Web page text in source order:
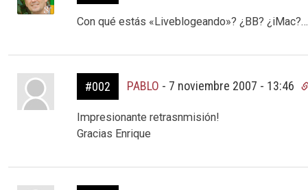
Con qué estás «Liveblogeando»? ¿BB? ¿iMac?…
#002 PABLO - 7 noviembre 2007 - 13:46
Impresionante retrasnmisión!
Gracias Enrique